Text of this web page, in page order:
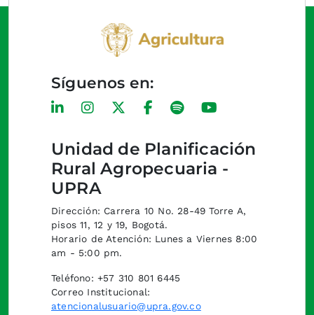
Unidad de Planificación
Rural Agropecuaria -
UPRA
Dirección: Carrera 10 No. 28-49 Torre A,
pisos 11, 12 y 19, Bogotá.
Horario de Atención: Lunes a Viernes 8:00
am - 5:00 pm.
Teléfono: +57 310 801 6445
Correo Institucional:
atencionalusuario@upra.gov.co
Síguenos en: